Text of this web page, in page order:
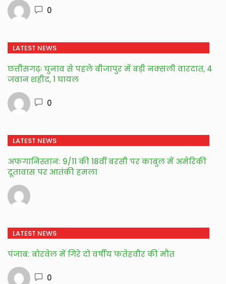
0
LATEST NEWS
छत्तीसगढ़ः चुनाव से पहले बीजापुर में बड़ी नक्सली वारदात, 4
जवान शहीद, 1 घायल
0
LATEST NEWS
अफगानिस्तान: 9/11 की 18वीं बरसी पर काबुल में अमेरिकी
दूतावास पर आतंकी हमला
LATEST NEWS
पंजाब: बोरवेल में गिरे दो वर्षीय फतेहवीर की मौत
0